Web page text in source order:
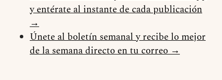
y entérate al instante de cada publicación
→
Únete al boletín semanal y recibe lo mejor
de la semana directo en tu correo →